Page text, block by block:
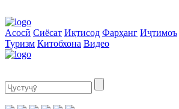
Асосӣ Сиёсат Иқтисод Фарҳанг Иҷтимоъ
Туризм Китобхона Видео